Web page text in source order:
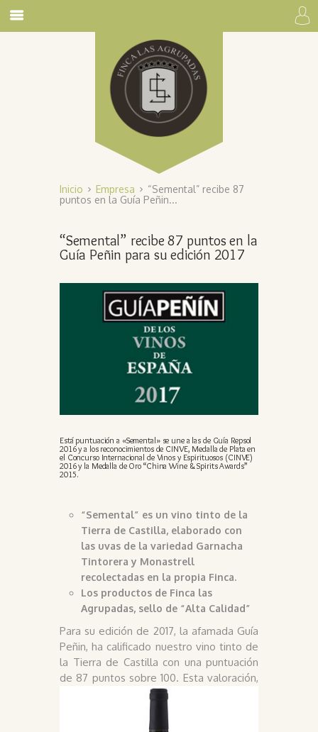
Inicio Empresa
“Semental” recibe 87
puntos en la Guía Peñin...
“Semental” recibe 87 puntos en la
Guía Peñin para su edición 2017
Está puntuación a «Semental» se une a las de Guía Repsol
2016 y a los reconocimientos de CINVE, Medalla de Plata en
el Concurso Internacional de Vinos y Espirituosos (CINVE)
2016 y la Medalla de Oro “China Wine & Spirits Awards”
2015.
“Semental” es un vino tinto de la
Tierra de Castilla, elaborado con
las uvas de la variedad Garnacha
Tintorera y Monastrell
recolectadas en la propia Finca.
Los productos de Finca las
Agrupadas, sello de “Alta Calidad”
Para su edición de 2017, la afamada Guía
Peñin, ha calificado nuestro vino tinto de
la Tierra de Castilla con una puntuación
de 87 puntos sobre 100. Esta valoración,